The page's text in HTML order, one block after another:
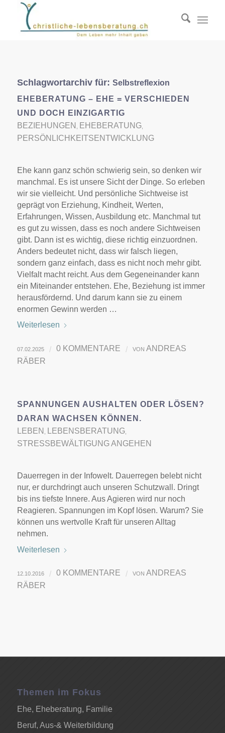
Schlagwortarchiv für: Selbstreflexion
EHEBERATUNG – EHE = VERSCHIEDEN
UND DOCH EINZIGARTIG
BEZIEHUNGEN
EHEBERATUNG,
PERSÖNLICHKEITSENTWICKLUNG
Ehe kann ganz schön schwierig sein, so denken wir
manchmal. Es ist unsere Sicht der Dinge. So erleben
wir sie vielleicht. Und persönliche Sichtweise ist
geprägt von Erziehung, Kindheit, Werten,
Erfahrungen, Wissen, Ausbildung etc. Manchmal tut
es gut zu wissen, dass es noch andere Sichtweisen
gibt. Dann ist es wichtig, diese richtig einzuordnen.
Anders bedeutet nicht, dass wir falsch liegen,
sondern ganz einfach, dass es nicht noch mehr gibt.
Vielfalt macht reicht. Aus dem Gegeneinander kann
ein Miteinander entstehen. Ehe, Beziehung ist immer
herausfördernd. Und darum kann sie zu einem
enormen Gewinn werden …
Weiterlesen
07.02.2025 / 0 KOMMENTARE / VON ANDREAS
RÄBER
SPANNUNGEN AUSHALTEN ODER LÖSEN?
DARAN WACHSEN KÖNNEN.
LEBEN
LEBENSBERATUNG,
STRESSBEWÄLTIGUNG ANGEHEN
Dauerregen in der Infowelt. Dauerregen belebt nicht
nur, er durchdringt auch unseren Schutzwall. Dringt
bis ins tiefste Innere. Aus Agieren wird nur noch
Reagieren. Spannungen im Kopf lösen. Warum? Sie
können uns wertvolle Kraft für unseren Alltag
nehmen.
Weiterlesen
12.10.2016 / 0 KOMMENTARE / VON ANDREAS
RÄBER
Themen im Fokus
Ehe, Eheberatung, Familie
Beruf, Aus-& Weiterbildung